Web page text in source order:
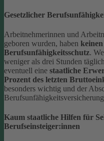
Gesetzlicher
Arbeitnehmerinnen und
geboren wurden, haben keinen
Berufsunfähigkeitsschutz.
weniger als drei Stunden
eventuell eine staatliche
Prozent des letzten
besonders wichtig und der
Kaum staatliche Hilfen für
Berufseinsteiger:innen